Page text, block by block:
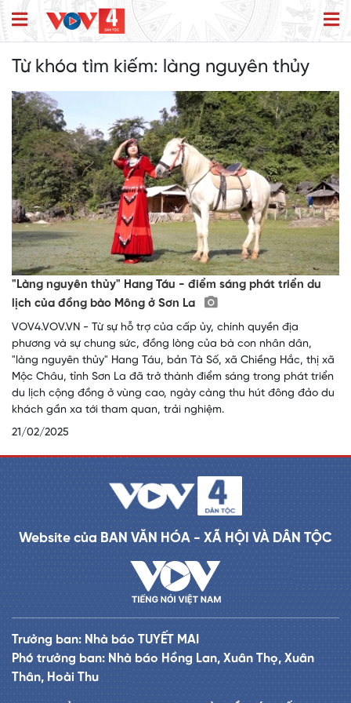
Từ khóa tìm kiếm: làng nguyên thủy
"Làng nguyên thủy" Hang Táu - điểm sáng phát triển du
lịch của đồng bào Mông ở Sơn La
VOV4.VOV.VN - Từ sự hỗ trợ của cấp ủy, chính quyền địa
phương và sự chung sức, đồng lòng của bà con nhân dân,
"làng nguyên thủy" Hang Táu, bản Tà Số, xã Chiềng Hắc, thị xã
Mộc Châu, tỉnh Sơn La đã trở thành điểm sáng trong phát triển
du lịch cộng đồng ở vùng cao, ngày càng thu hút đông đảo du
khách gần xa tới tham quan, trải nghiệm.
21/02/2025
Website của BAN VĂN HÓA - XÃ HỘI VÀ DÂN TỘC
Trưởng ban: Nhà báo TUYẾT MAI
Phó trưởng ban: Nhà báo Hồng Lan, Xuân Thọ, Xuân
Thân, Hoài Thu